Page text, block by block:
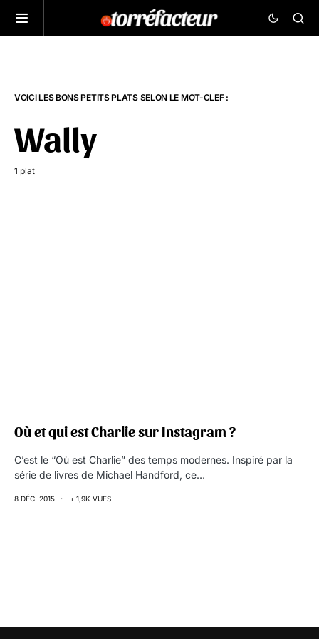
VOICI LES BONS PETITS PLATS SELON LE MOT-CLEF :
Wally
1 plat
Où et qui est Charlie sur Instagram ?
C’est le “Où est Charlie” des temps modernes. Inspiré par la
série de livres de Michael Handford, ce…
8 DÉC. 2015 1,9K VUES